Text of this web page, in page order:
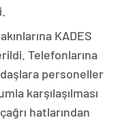
KADES
Telefonlarına
personeller
karşılaşılması
hatlarından